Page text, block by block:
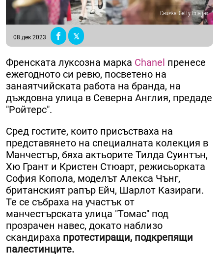
Снимка: Getty Images
08 дек 2023
Френската луксозна марка Chanel пренесе
ежегодното си ревю, посветено на
занаятчийската работа на бранда, на
дъждовна улица в Северна Англия, предадe
"Ройтерс".
Сред гостите, които присъстваха на
представянето на специалната колекция в
Манчестър, бяха актьорите Тилда Суинтън,
Хю Грант и Кристен Стюарт, режисьорката
София Копола, моделът Алекса Чънг,
британският рапър Ейч, Шарлот Казираги.
Те се събраха на участък от
манчестърската улица "Томас" под
прозрачен навес, докато наблизо
скандираха протестиращи, подкрепящи
палестинците.